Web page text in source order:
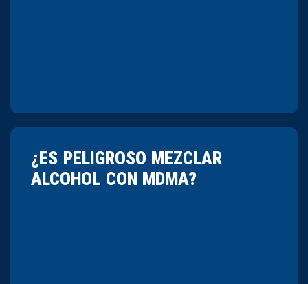
¿ES PELIGROSO MEZCLAR
ALCOHOL CON MDMA?